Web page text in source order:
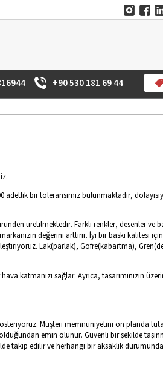
+90 530 181 69 44
bir toleransımız bulunmaktadır,
üretilmektedir. Farklı renkler, desenler ve
değerini arttırır. İyi bir baskı kalitesi
Lak(parlak), Gofre(kabartma),
katmanızı sağlar. Ayrıca, tasarımınızın
Müşteri memnuniyetini ön planda
emin olunur. Güvenli bir şekilde
takip edilir ve herhangi bir aksaklık